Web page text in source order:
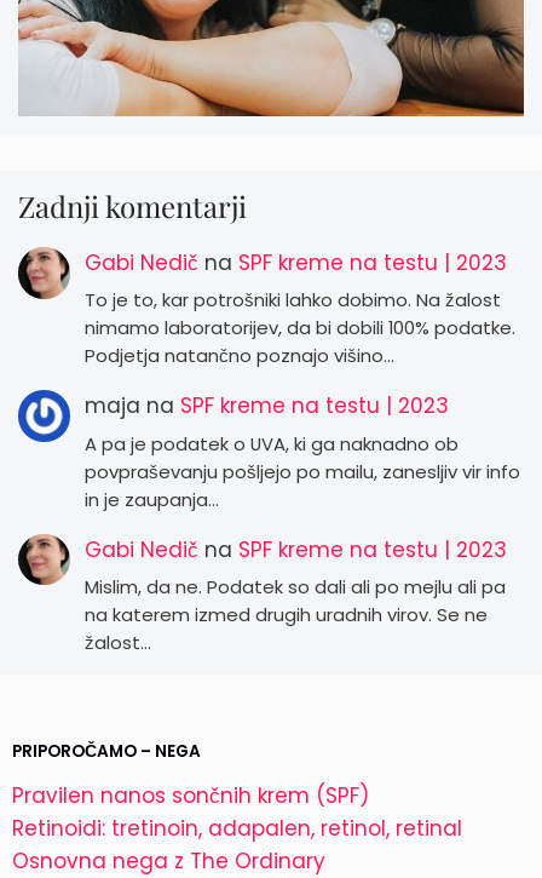
Zadnji komentarji
Gabi Nedič na SPF kreme na testu | 2023
To je to, kar potrošniki lahko dobimo. Na žalost
nimamo laboratorijev, da bi dobili 100% podatke.
Podjetja natančno poznajo višino…
maja na SPF kreme na testu | 2023
A pa je podatek o UVA, ki ga naknadno ob
povpraševanju pošljejo po mailu, zanesljiv vir info
in je zaupanja…
Gabi Nedič na SPF kreme na testu | 2023
Mislim, da ne. Podatek so dali ali po mejlu ali pa
na katerem izmed drugih uradnih virov. Se ne
žalost…
PRIPOROČAMO – NEGA
Pravilen nanos sončnih krem (SPF)
Retinoidi: tretinoin, adapalen, retinol, retinal
Osnovna nega z The Ordinary